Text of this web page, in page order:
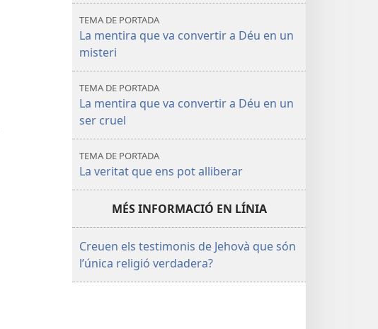
TEMA DE PORTADA
La mentira que va convertir a Déu en un
misteri
TEMA DE PORTADA
La mentira que va convertir a Déu en un
ser cruel
TEMA DE PORTADA
La veritat que ens pot alliberar
MÉS INFORMACIÓ EN LÍNIA
Creuen els testimonis de Jehovà que són
l’única religió verdadera?